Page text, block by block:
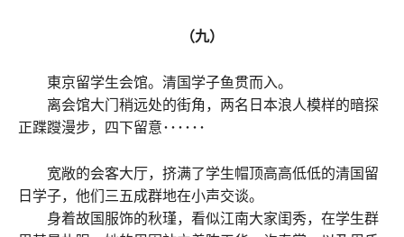
（九）
東京留学生会馆。清国学子鱼贯而入。
离会馆大门稍远处的街角，两名日本浪人模样的暗探
正蹀躞漫步，四下留意･･････
宽敞的会客大厅，挤满了学生帽顶高高低低的清国留
日学子，他们三五成群地在小声交谈。
身着故国服饰的秋瑾，看似江南大家闺秀，在学生群